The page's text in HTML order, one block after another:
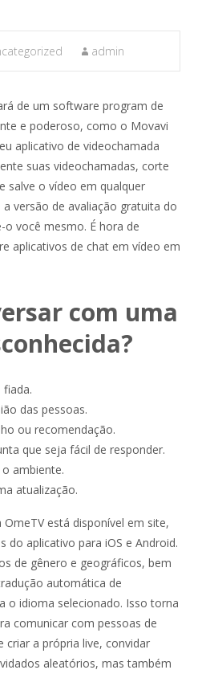
admin
de um software program de
e poderoso, como o Movavi
aplicativo de videochamada
suas videochamadas, corte
salve o vídeo em qualquer
versão de avaliação gratuita do
você mesmo. É hora de
aplicativos de chat em vídeo em
com uma
fiada.
das pessoas.
ou recomendação.
que seja fácil de responder.
ambiente.
atualização.
está disponível em site,
do aplicativo para iOS e Android.
de gênero e geográficos, bem
automática de
o idioma selecionado. Isso torna
comunicar com pessoas de
criar a própria live, convidar
aleatórios, mas também